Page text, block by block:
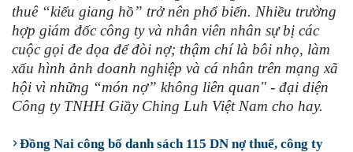
thuê “kiểu giang hồ” trở nên phổ biến. Nhiều trường
hợp giám đốc công ty và nhân viên nhân sự bị các
cuộc gọi đe dọa để đòi nợ; thậm chí là bôi nhọ, làm
xấu hình ảnh doanh nghiệp và cá nhân trên mạng xã
hội vì những “món nợ” không liên quan" - đại diện
Công ty TNHH Giầy Ching Luh Việt Nam cho hay.
Đồng Nai công bố danh sách 115 DN nợ thuế, công ty